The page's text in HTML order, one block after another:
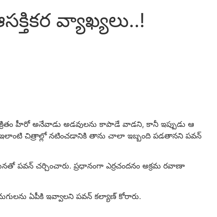
వ్యాఖ్య‌లు..!
క్రితం హీరో అనేవాడు అడ‌వుల‌ను కాపాడే వాడని, కానీ ఇప్పుడు ఆ
ఇలాంటి చిత్రాల్లో న‌టించ‌డానికి తాను చాలా ఇబ్బంది ప‌డ‌తాన‌ని ప‌వ‌న్‌
పవన్ చర్చించారు. ప్రధానంగా ఎర్రచందనం అక్రమ రవాణా
ఏపీకి ఇవ్వాలని పవన్ క‌ల్యాణ్‌ కోరారు.